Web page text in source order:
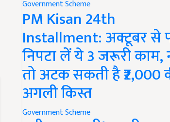
Government Scheme
PM Kisan 24th
Installment: अक्टूबर से
निपटा लें ये 3 जरूरी काम,
तो अटक सकती है ₹2,000
अगली किस्त
Government Scheme